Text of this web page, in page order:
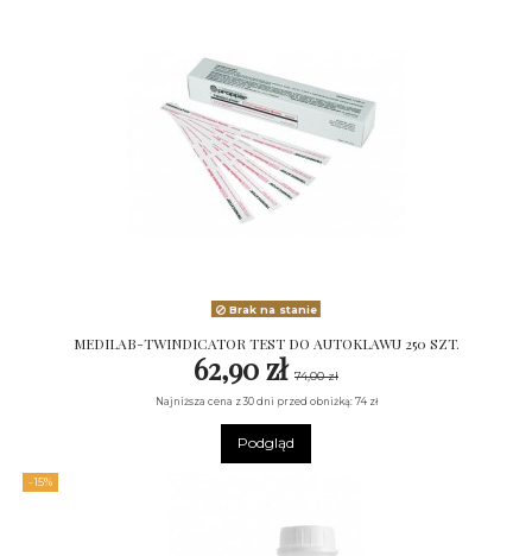
Brak na stanie
MEDILAB-TWINDICATOR TEST DO AUTOKLAWU 250 SZT.
62,90 zł 74,00 zł
Najniższa cena z 30 dni przed obniżką: 74 zł
Podgląd
-15%